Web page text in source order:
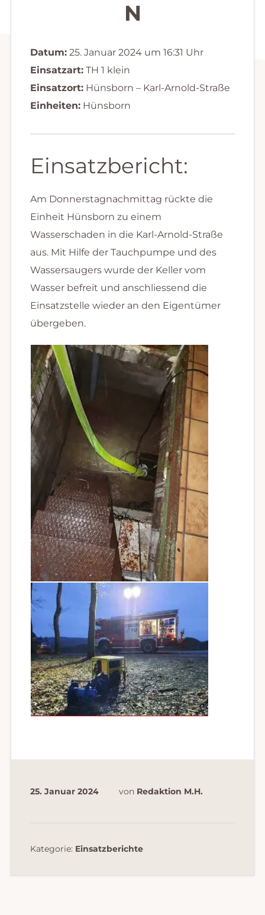
N
Datum:25. Januar 2024 um 16:31 Uhr
Einsatzart:TH 1 klein
Einsatzort:Hünsborn – Karl-Arnold-Straße
Einheiten:Hünsborn
Einsatzbericht:
Am Donnerstagnachmittag rückte die
Einheit Hünsborn zu einem
Wasserschaden in die Karl-Arnold-Straße
aus. Mit Hilfe der Tauchpumpe und des
Wassersaugers wurde der Keller vom
Wasser befreit und anschliessend die
Einsatzstelle wieder an den Eigentümer
übergeben.
25. Januar 2024 von Redaktion M.H.
Kategorie: Einsatzberichte